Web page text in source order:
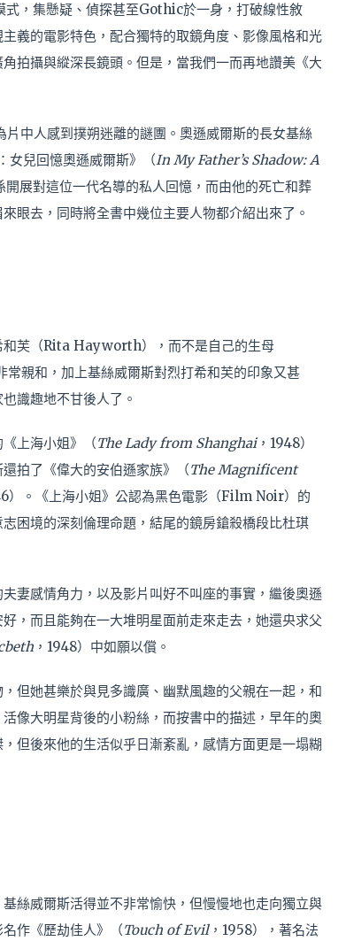
，集懸疑、偵探甚至Gothic於一身，打破線性敘
義的電影特色，配合獨特的取鏡角度、影像風格和光
拍攝與縱深長鏡頭。但是，當我們一而再地讚美《大
中人感到撲朔迷離的謎團。奧遜威爾斯的長女基絲
兒回憶奧遜威爾斯》（In My Father’s Shadow:A
開展對這位一代名導的私人回憶，而由他的死亡和葬
眼去，同時將全書中幾位主要人物都介紹出來了。
和芙（Rita Hayworth），而不是自己的生母
親和，加上基絲威爾斯對烈打希和芙的印象又甚
識趣地不甘後人了。
上海小姐》（The Lady from Shanghai，1948）
拍了《偉大的安伯遜家族》（The Magnificent
）。《上海小姐》公認為黑色電影（Film Noir）的
困境的深刻倫理命題，結尾的鏡房鎗殺橋段比杜琪
妻感情角力，以及影片叫好不叫座的事實，繼後奧遜
，而且能夠在一大堆明星面前走來走去，她還央求父
，1948）中如願以償。
但她甚樂於與見多識廣、幽默風趣的父親在一起，和
像大明星背後的小粉絲，而按書中的描述，早年的奧
但後來他的生活似乎日漸紊亂，感情方面更是一塌糊
絲威爾斯活得並不非常愉快，但慢慢地也走向獨立與
作《歷劫佳人》（Touch of Evil，1958），著名法